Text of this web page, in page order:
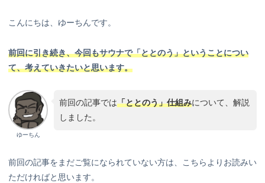
こんにちは、ゆーちんです。
前回に引き続き、今回もサウナで「ととのう」ということについ
て、考えていきたいと思います。
ゆーちん
前回の記事では「ととのう」仕組みについて、解説
しました。
前回の記事をまだご覧になられていない方は、こちらよりお読みい
ただければと思います。